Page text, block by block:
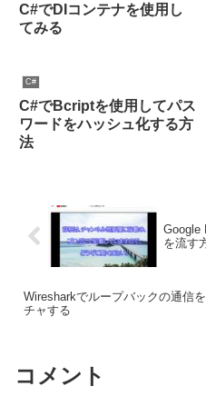
C#でDIコンテナを使用し
てみる
C#
C#でBcriptを使用してパス
ワードをハッシュ化する方
法
Google
を流す
Wiresharkでループバックの通信
チャする
コメント